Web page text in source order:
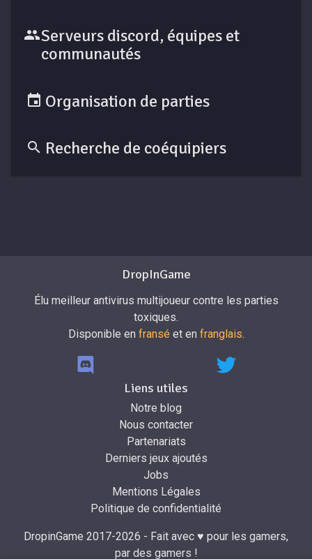
Serveurs discord, équipes et
communautés
Organisation de parties
Recherche de coéquipiers
DropInGame
Élu meilleur antivirus multijoueur contre les parties
toxiques.
Disponible en fransé et en franglais.
Liens utiles
Notre blog
Nous contacter
Partenariats
Derniers jeux ajoutés
Jobs
Mentions Légales
Politique de confidentialité
DropinGame 2017-2026 - Fait avec ♥ pour les gamers,
par des gamers !